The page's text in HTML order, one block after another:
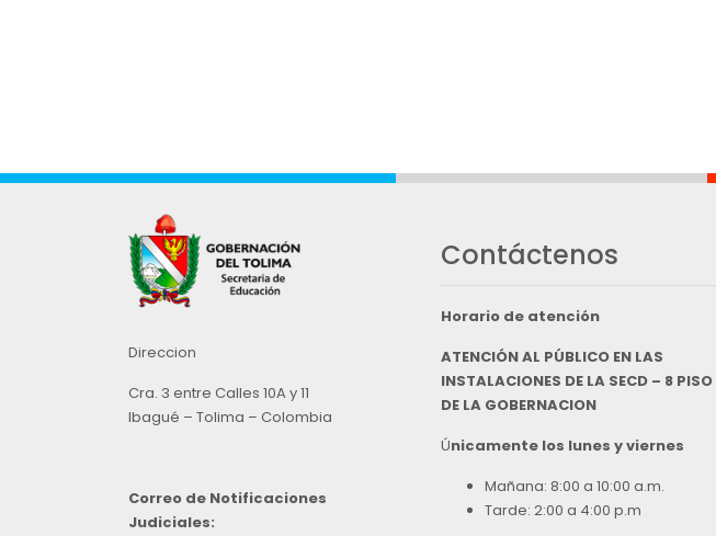
Direccion
Cra. 3 entre Calles 10A y 11
Ibagué – Tolima – Colombia
Correo de Notificaciones
Judiciales:
Contáctenos
Horario de atención
ATENCIÓN AL PÚBLICO EN LAS
INSTALACIONES DE LA SECD – 8 PISO
DE LA GOBERNACION
Únicamente los lunes y viernes
Mañana: 8:00 a 10:00 a.m.
Tarde: 2:00 a 4:00 p.m